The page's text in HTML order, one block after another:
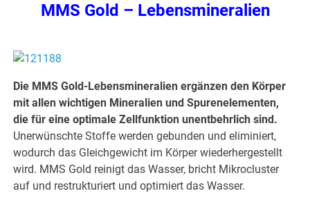
MMS Gold – Lebensmineralien
Die MMS Gold-Lebensmineralien ergänzen den Körper
mit allen wichtigen Mineralien und Spurenelementen,
die für eine optimale Zellfunktion unentbehrlich sind.
Unerwünschte Stoffe werden gebunden und eliminiert,
wodurch das Gleichgewicht im Körper wiederhergestellt
wird. MMS Gold reinigt das Wasser, bricht Mikrocluster
auf und restrukturiert und optimiert das Wasser.